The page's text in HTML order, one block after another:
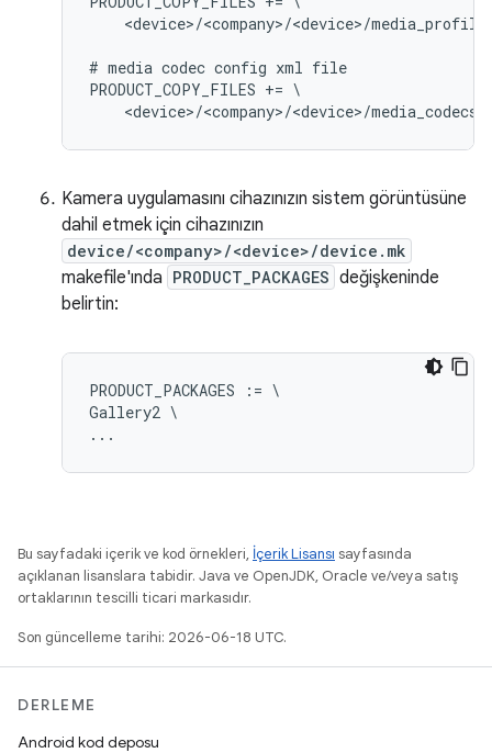
<device>/<company>/<device>/
# media codec config xml file
PRODUCT_COPY_FILES += \
Kamera uygulamasını cihazınızın sistem görüntüsüne
dahil etmek için cihazınızın
device/<company>/<device>/device.mk
makefile'ında PRODUCT_PACKAGES değişkeninde
belirtin:
PRODUCT_PACKAGES := \
Gallery2 \
Bu sayfadaki içerik ve kod örnekleri, İçerik Lisansı sayfasında
açıklanan lisanslara tabidir. Java ve OpenJDK, Oracle ve/veya satış
ortaklarının tescilli ticari markasıdır.
Son güncelleme tarihi: 2026-06-18 UTC.
DERLEME
Android kod deposu